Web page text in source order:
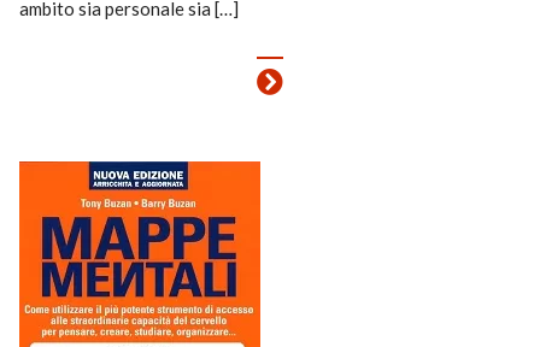
ambito sia personale sia […]